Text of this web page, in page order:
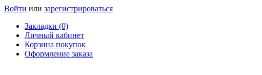
Войти или зарегистрироваться
Закладки (0)
Личный кабинет
Корзина покупок
Оформление заказа